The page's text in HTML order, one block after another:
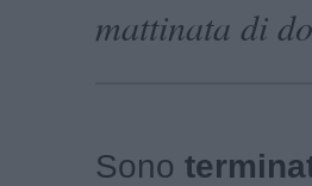
mattinata di
Sono